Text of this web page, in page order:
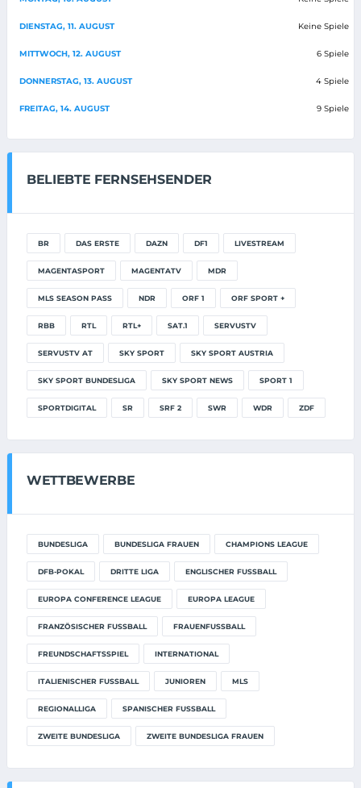
DIENSTAG, 11. AUGUST Keine Spiele
MITTWOCH, 12. AUGUST 6 Spiele
DONNERSTAG, 13. AUGUST 4 Spiele
FREITAG, 14. AUGUST 9 Spiele
BELIEBTE FERNSEHSENDER
BR DAS ERSTE DAZN DF1 LIVESTREAM
MAGENTASPORT MAGENTATV MDR
MLS SEASON PASS NDR ORF 1 ORF SPORT +
RBB RTL RTL+ SAT.1 SERVUSTV
SERVUSTV AT SKY SPORT SKY SPORT AUSTRIA
SKY SPORT BUNDESLIGA SKY SPORT NEWS SPORT 1
SPORTDIGITAL SR SRF 2 SWR WDR ZDF
WETTBEWERBE
BUNDESLIGA BUNDESLIGA FRAUEN CHAMPIONS LEAGUE
DFB-POKAL DRITTE LIGA ENGLISCHER FUSSBALL
EUROPA CONFERENCE LEAGUE EUROPA LEAGUE
FRANZÖSISCHER FUSSBALL FRAUENFUSSBALL
FREUNDSCHAFTSSPIEL INTERNATIONAL
ITALIENISCHER FUSSBALL JUNIOREN MLS
REGIONALLIGA SPANISCHER FUSSBALL
ZWEITE BUNDESLIGA ZWEITE BUNDESLIGA FRAUEN